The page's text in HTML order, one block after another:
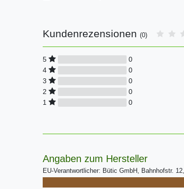
Kundenrezensionen (0)
5
0
4
0
3
0
2
0
1
0
Angaben zum Hersteller
EU-Verantwortlicher: Bütic GmbH, Bahnhofstr.